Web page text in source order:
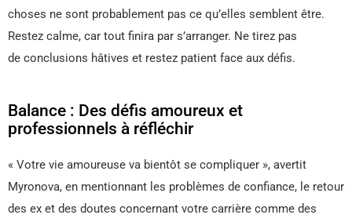
choses ne sont probablement pas ce qu’elles semblent être.
Restez calme, car tout finira par s’arranger. Ne tirez pas
de conclusions hâtives et restez patient face aux défis.
Balance : Des défis amoureux et
professionnels à réfléchir
« Votre vie amoureuse va bientôt se compliquer », avertit
Myronova, en mentionnant les problèmes de confiance, le retour
des ex et des doutes concernant votre carrière comme des